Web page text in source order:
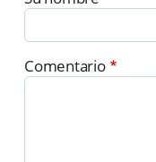
Comentario